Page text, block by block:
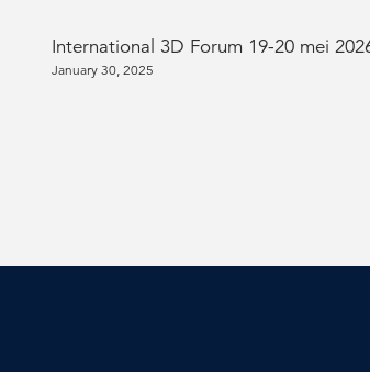
International 3D Forum 19-20 mei
January 30, 2025